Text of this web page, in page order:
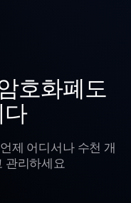
호화폐도
제 어디서나 수천 개
관리하세요